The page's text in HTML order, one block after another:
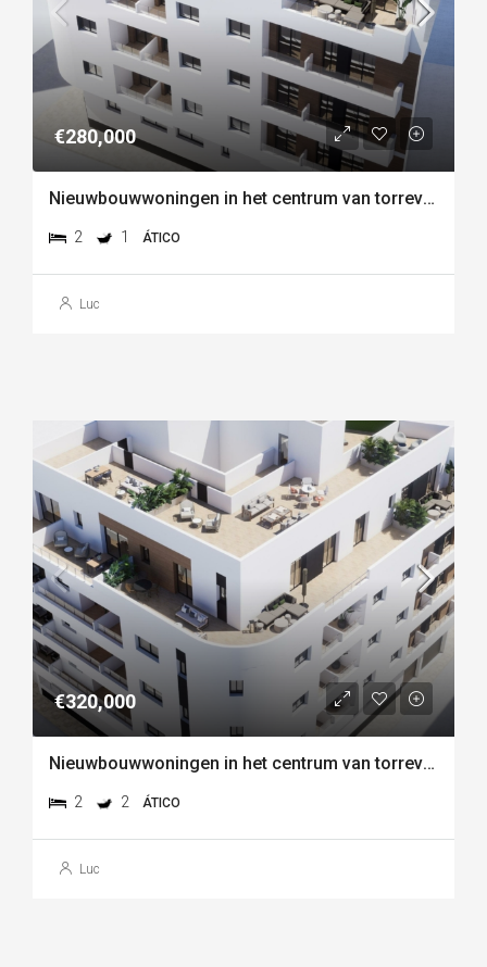
€280,000
Nieuwbouwwoningen in het centrum van torrevieja, vlakbij playa del cura
2 1 ÁTICO
Luc
€320,000
Nieuwbouwwoningen in het centrum van torrevieja, vlakbij playa del cura
2 2 ÁTICO
Luc